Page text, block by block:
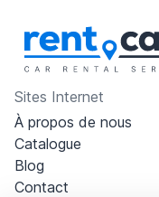
Sites Internet
À propos de nous
Catalogue
Blog
Contact